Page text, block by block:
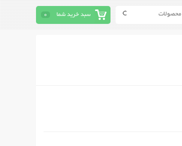
سبد خرید شما 0